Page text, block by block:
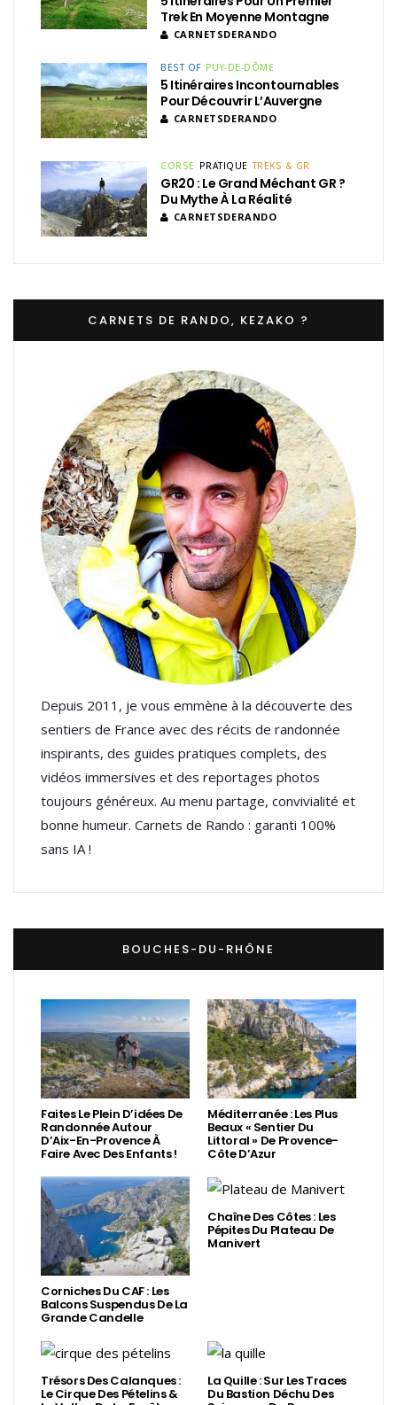
Trek En Moyenne Montagne
CARNETSDERANDO
BEST OF PUY-DE-DÔME
5 Itinéraires Incontournables
Pour Découvrir L’Auvergne
CARNETSDERANDO
CORSE PRATIQUE TREKS & GR
GR20 : Le Grand Méchant GR ?
Du Mythe À La Réalité
CARNETSDERANDO
CARNETS DE RANDO, KEZAKO ?
Depuis 2011, je vous emmène à la découverte des
sentiers de France avec des récits de randonnée
inspirants, des guides pratiques complets, des
vidéos immersives et des reportages photos
toujours généreux. Au menu partage, convivialité et
bonne humeur. Carnets de Rando : garanti 100%
sans IA !
BOUCHES-DU-RHÔNE
Faites Le Plein D’idées De
Randonnée Autour
D’Aix-En-Provence À
Faire Avec Des Enfants !
Méditerranée : Les Plus
Beaux « Sentier Du
Littoral » De Provence-
Côte D’Azur
Corniches Du CAF : Les
Balcons Suspendus De La
Grande Candelle
Chaîne Des Côtes : Les
Pépites Du Plateau De
Manivert
Trésors Des Calanques :
Le Cirque Des Pételins &
La Quille : Sur Les Traces
Du Bastion Déchu Des